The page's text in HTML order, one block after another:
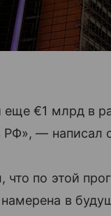
еще €1 млрд в
РФ», — написал
по этой
намерена в